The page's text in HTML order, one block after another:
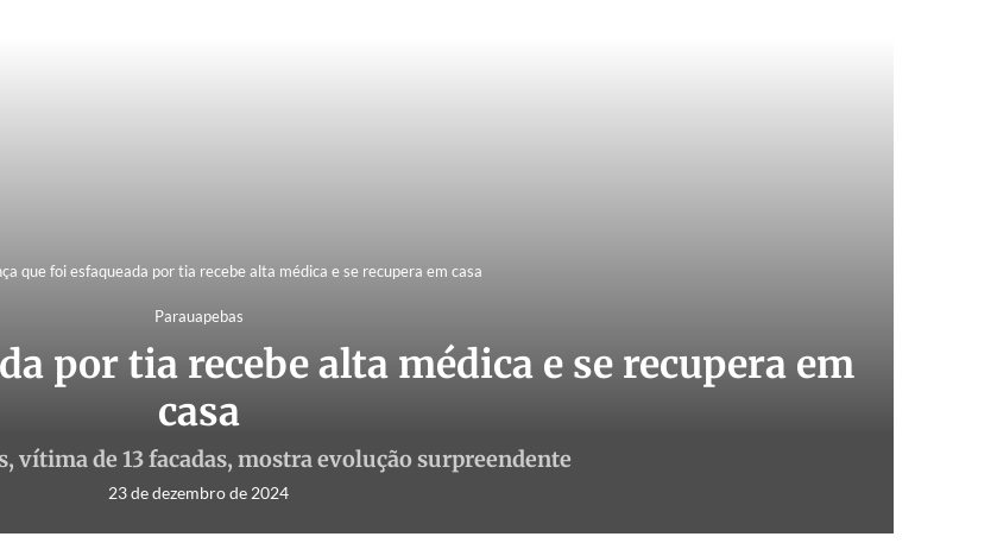
que foi esfaqueada por tia recebe alta médica e se recupera em casa
Parauapebas
por tia recebe alta médica e se recupera em
casa
vítima de 13 facadas, mostra evolução surpreendente
23 de dezembro de 2024